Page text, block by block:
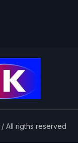
All rigths reserved